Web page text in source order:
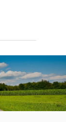
est
à
des
de